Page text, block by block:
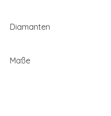
Diamanten
Maße